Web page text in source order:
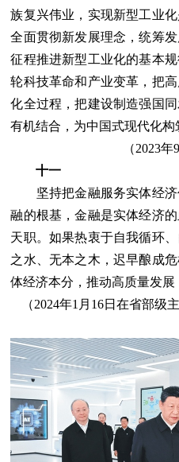
族复兴伟业，实现新型工业
全面贯彻新发展理念，统筹
征程推进新型工业化的基本
轮科技革命和产业变革，把
化全过程，把建设制造强国
有机结合，为中国式现代化构
（2023年9
十一
坚持把金融服务实体经济
融的根基，金融是实体经济
天职。如果热衷于自我循环
之水、无本之木，迟早酿成
体经济本分，推动高质量发展
（2024年1月16日在省部级